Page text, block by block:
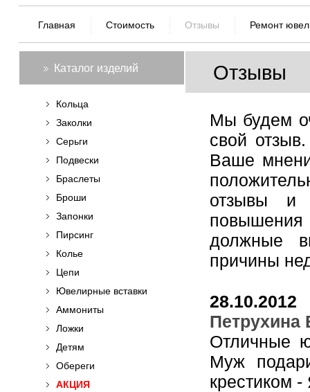
Главная Стоимость Отзывы Ремонт
Каталог изделий
Кольца
Заколки
Серьги
Подвески
Браслеты
Броши
Запонки
Пирсинг
Колье
Цепи
Ювелирные вставки
Аммониты
Ложки
Детям
Обереги
АКЦИЯ
Отзывы
Мы будем
свой
Ваше
отзывы и
должные
причины
28.10.2012
Петрухина
Отличные
Муж